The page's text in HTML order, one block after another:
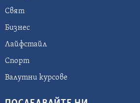
Свят
Бизнес
Лайфстайл
Спорт
Валутни курсове